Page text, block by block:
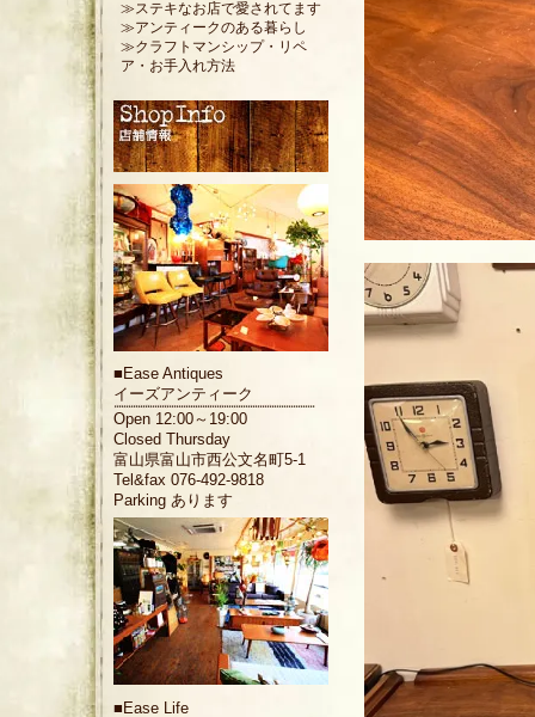
≫ステキなお店で愛されてます
≫アンティークのある暮らし
≫クラフトマンシップ・リペ
ア・お手入れ方法
■ Ease Antiques
イーズアンティーク
Open 12:00～19:00
Closed Thursday
富山県富山市西公文名町5-1
Tel&fax 076-492-9818
Parking あります
■ Ease Life